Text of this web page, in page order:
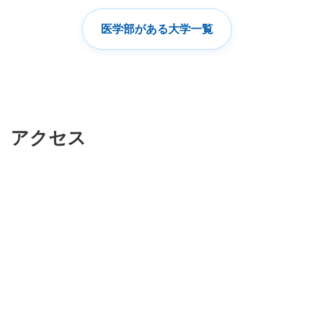
医学部がある大学一覧
アクセス